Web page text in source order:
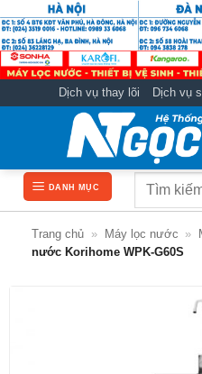
qua
nội
dung
Dịch vụ thay lõi Dịch vụ
DANH MỤC
Tìm
Trang chủ » Máy lọc nước »
nước Korihome WPK-G60S